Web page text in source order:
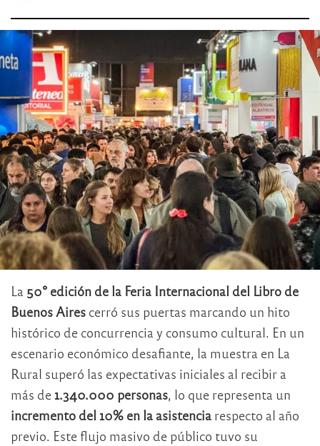
La 50° edición de la Feria Internacional del Libro de
Buenos Aires cerró sus puertas marcando un hito
histórico de concurrencia y consumo cultural. En un
escenario económico desafiante, la muestra en La
Rural superó las expectativas iniciales al recibir a
más de 1.340.000 personas, lo que representa un
incremento del 10% en la asistencia respecto al año
previo. Este flujo masivo de público tuvo su